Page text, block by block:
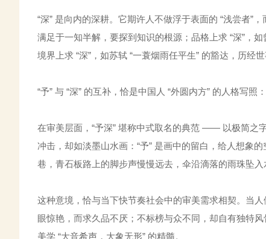
“深” 是向内的深耕。它期许人不做浮于表面的 “浅尝者”
满足于一知半解，要探到知识的根源；品格上求 “深”，
境界上求 “深”，如苏轼 “一蓑烟雨任平生” 的豁达，历经
“予” 与 “深” 的互补，恰是中国人 “外圆内方” 的人格写照
在审美层面，“予深” 堪称中式取名的典范 —— 以极简之字
冲击，却如淡墨山水画：“予” 是画中的留白，给人想象
巷，青石板路上的脚步声慢慢远去，伞沿滴落的雨珠坠
这种意境，恰与当下快节奏社会中的审美需求相契。当
眼惊艳，而求久品不厌；不标榜与众不同，却自有独特
美学 “大音希声，大象无形” 的精髓。